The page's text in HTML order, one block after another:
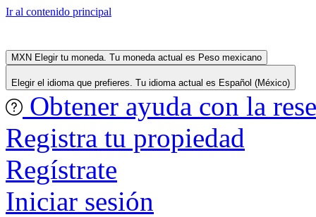
Ir al contenido principal
MXN Elegir tu moneda. Tu moneda actual es Peso mexicano
Elegir el idioma que prefieres. Tu idioma actual es Español (México)
Obtener ayuda con la
Registra tu propiedad
Regístrate
Iniciar sesión